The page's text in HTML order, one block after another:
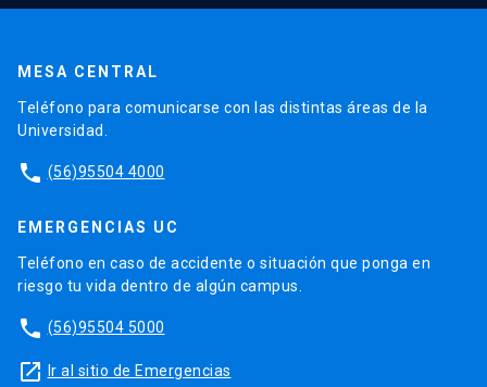
MESA CENTRAL
Teléfono para comunicarse con las distintas áreas de la
Universidad.
phone (56)95504 4000
EMERGENCIAS UC
Teléfono en caso de accidente o situación que ponga en
riesgo tu vida dentro de algún campus.
phone (56)95504 5000
launch Ir al sitio de Emergencias